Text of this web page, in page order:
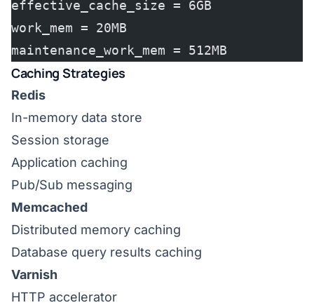
effective_cache_size = 6GB
work_mem = 20MB
maintenance_work_mem = 512MB
Caching Strategies
Redis
In-memory data store
Session storage
Application caching
Pub/Sub messaging
Memcached
Distributed memory caching
Database query results caching
Varnish
HTTP accelerator